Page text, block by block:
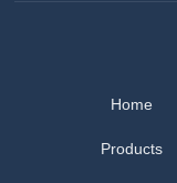
Home
Products